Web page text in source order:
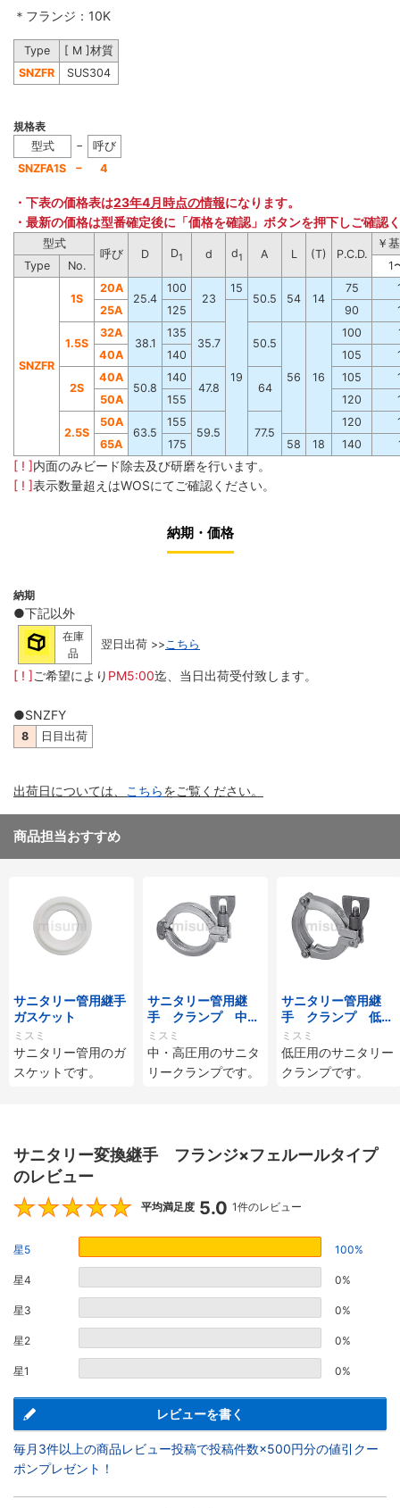
＊フランジ：10K
Type
[ M ]材質
SNZFR
SUS304
規格表
型式
−
呼び
SNZFA1S
− 4
・下表の価格表は23年4月時点の情報になります。
・最新の価格は型番確定後に「価格を確認」ボタンを押下しご確認
型式
呼び
D D1 d d1 A L (T) P.C.D.
￥
Type
No. 1
SNZFR
1S
20A
25.4
100
23
15
50.5
54 14
75
25A 125
19
90
1.5S
32A
38.1
135
35.7
50.5
56 16
100
40A 140 105
2S
40A
50.8
140
47.8
64
105
50A 155 120
2.5S
50A
63.5
155
59.5
77.5
120
65A 175 58 18 140
[ ! ]内面のみビード除去及び研磨を行います。
[ ! ]表示数量超えはWOSにてご確認ください。
納期・価格
納期
●下記以外
在庫
品
翌日出荷 >>こちら
[ ! ]ご希望により PM5:00迄、当日出荷受付致します。
●SNZFY
8 日目出荷
出荷日については、 こちらをご覧ください。
商品担当おすすめ
サニタリー管用継手
ガスケット
ミスミ
サニタリー管用のガ
スケットです。
サニタリー管用継
手 クランプ 中・
高圧用
ミスミ
中・高圧用のサニタ
リークランプです。
サニタリー管用継
手 クランプ 低圧
用
ミスミ
低圧用のサニタリー
クランプです。
サニタリー変換継手 フランジ×フェルールタイプ
のレビュー
5
平均満足度 5.0 1件のレビュー
星5 100%
星4 0%
星3 0%
星2 0%
星1 0%
レビューを書く
毎月3件以上の商品レビュー投稿で投稿件数×500円分の値引クー
ポンプレゼント！